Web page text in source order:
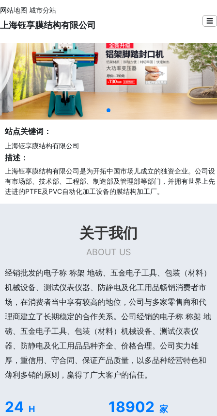
网站地图 城市分站
上海钰享膜结构有限公司 ☰
站点关键词：
上海钰享膜结构有限公司
描述：
上海钰享膜结构有限公司是为开拓中国市场儿成立的独资企业。公司设
有市场部、技术部、工程部、制造部及管理部等部门，并拥有世界上先
进进的PTFE及PVC自动化加工设备的膜结构加工厂。
关于我们
ABOUT US
经销批发的电子称 称架 地磅、五金电子工具、包装（材料）
机械设备、测试仪表仪器、防静电及化工用品畅销消费者市
场，在消费者当中享有较高的地位，公司与多家零售商和代
理商建立了长期稳定的合作关系。公司经销的电子称 称架 地
磅、五金电子工具、包装（材料）机械设备、测试仪表仪
器、防静电及化工用品品种齐全、价格合理。公司实力雄
厚，重信用、守合同、保证产品质量，以多品种经营特色和
薄利多销的原则，赢得了广大客户的信任。
24 H 18902 家